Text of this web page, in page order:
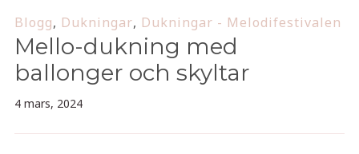
Blogg, Dukningar, Dukningar - Melodifestivalen
Mello-dukning med
ballonger och skyltar
4 mars, 2024